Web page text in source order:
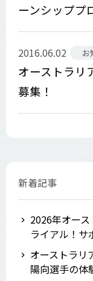
ーンシッププ
2016.06.02 お
オーストラリ
募集！
新着記事
2026年オー
ライアル！サ
オーストラリ
陽向選手の体